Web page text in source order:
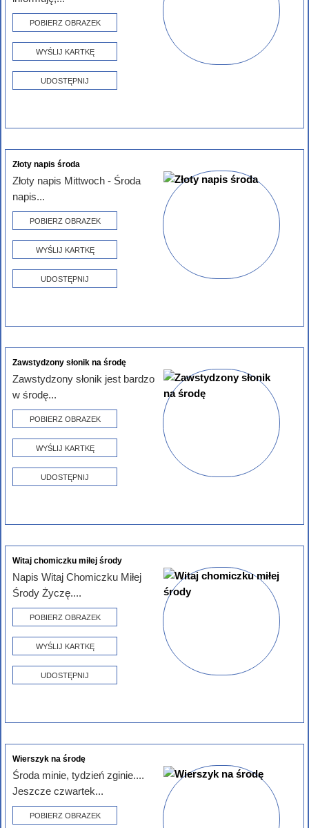
POBIERZ OBRAZEK
WYŚLIJ KARTKĘ
UDOSTĘPNIJ
Złoty napis środa
Złoty napis Mittwoch - Środa
napis...
POBIERZ OBRAZEK
WYŚLIJ KARTKĘ
UDOSTĘPNIJ
Zawstydzony słonik na środę
Zawstydzony słonik jest bardzo
w środę...
POBIERZ OBRAZEK
WYŚLIJ KARTKĘ
UDOSTĘPNIJ
Witaj chomiczku miłej środy
Napis Witaj Chomiczku Miłej
Środy Życzę....
POBIERZ OBRAZEK
WYŚLIJ KARTKĘ
UDOSTĘPNIJ
Wierszyk na środę
Środa minie, tydzień zginie....
Jeszcze czwartek...
POBIERZ OBRAZEK